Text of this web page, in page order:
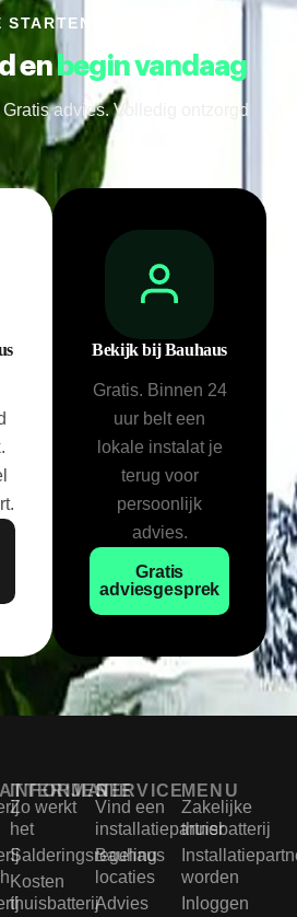
enbegin vandaag
Gratis advies. Volledig ontzorgd
Bekijk bij Bauhaus
Gratis. Binnen 24
uur belt een
lokale instalat je
terug voor
persoonlijk
advies.
Gratis
adviesgesprek
INFORMATIE
Zo werkt
het
Salderingsregeling
Kosten
thuisbatterij
SERVICE
Vind een
installatiepartner
Bauhaus
locaties
Advies
MENU
Zakelijke
thuisbatterij
worden
Inloggen